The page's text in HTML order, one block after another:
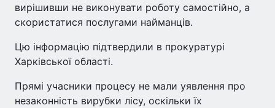
вирішивши не виконувати роботу самостійно, а
скористатися послугами найманців.
Цю інформацію підтвердили в прокуратурі
Харківської області.
Прямі учасники процесу не мали уявлення про
незаконність вирубки лісу, оскільки їх